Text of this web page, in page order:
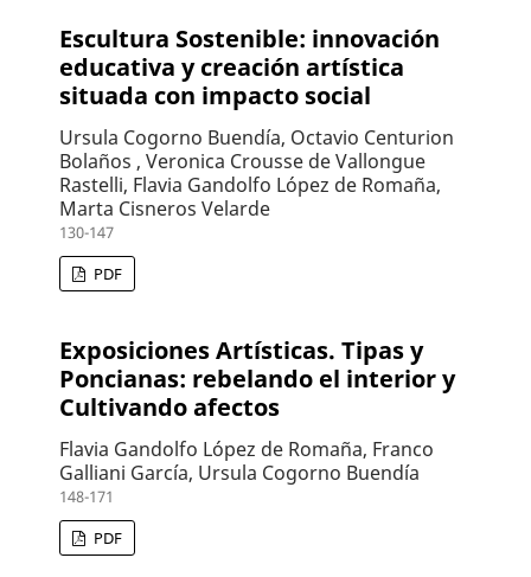
Escultura Sostenible: innovación
educativa y creación artística
situada con impacto social
Ursula Cogorno Buendía, Octavio Centurion
Bolaños , Veronica Crousse de Vallongue
Rastelli, Flavia Gandolfo López de Romaña,
Marta Cisneros Velarde
130-147
PDF
Exposiciones Artísticas. Tipas y
Poncianas: rebelando el interior y
Cultivando afectos
Flavia Gandolfo López de Romaña, Franco
Galliani García, Ursula Cogorno Buendía
148-171
PDF